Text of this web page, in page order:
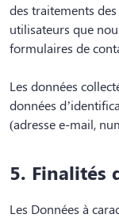
des traitements
utilisateurs que
formulaires de
Les données
données
(adresse e-mail,
5. Finalités
Les Données à